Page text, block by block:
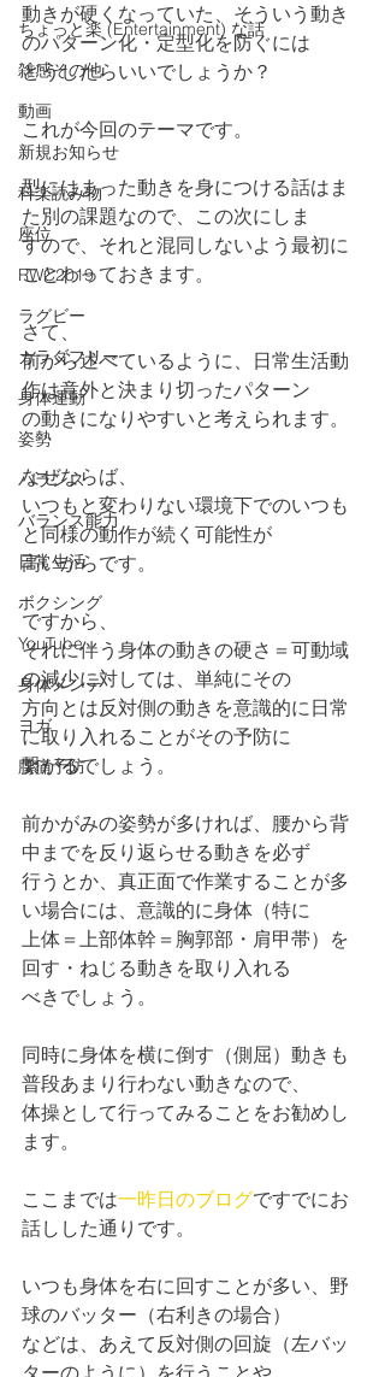
ちょっと楽 (Entertainment) な話
雑感その他
動画
新規お知らせ
科楽読み物
座位
RWC2019
ラグビー
カラダフリー
身体運動
姿勢
バランス
バランス能力
日常生活
ボクシング
YouTube
身体メンテ
ヨガ
腰痛予防
動きが硬くなっていた、そういう動き
のパターン化・定型化を防ぐには
どうしたらいいでしょうか？
これが今回のテーマです。
型にはまった動きを身につける話はま
た別の課題なので、この次にしま
すので、それと混同しないよう最初に
ことわっておきます。
さて、
前から述べているように、日常生活動
作は意外と決まり切ったパターン
の動きになりやすいと考えられます。
なぜならば、
いつもと変わりない環境下でのいつも
と同様の動作が続く可能性が
高いからです。
ですから、
それに伴う身体の動きの硬さ＝可動域
の減少に対しては、単純にその
方向とは反対側の動きを意識的に日常
に取り入れることがその予防に
繋がるでしょう。
前かがみの姿勢が多ければ、腰から背
中までを反り返らせる動きを必ず
行うとか、真正面で作業することが多
い場合には、意識的に身体（特に
上体＝上部体幹＝胸郭部・肩甲帯）を
回す・ねじる動きを取り入れる
べきでしょう。
同時に身体を横に倒す（側屈）動きも
普段あまり行わない動きなので、
体操として行ってみることをお勧めし
ます。
ここまでは一昨日のブログですでにお
話しした通りです。
いつも身体を右に回すことが多い、野
球のバッター（右利きの場合）
などは、あえて反対側の回旋（左バッ
ターのように）を行うことや、